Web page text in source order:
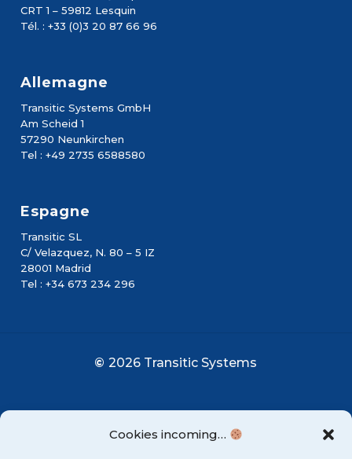
Cookies incoming…
CRT 1 – 59812 Lesquin
Tél. : +33 (0)3 20 87 66 96
Allemagne
Transitic Systems GmbH
Am Scheid 1
57290 Neunkirchen
Tel : +49 2735 6588580
Espagne
Transitic SL
C/ Velazquez, N. 80 – 5 IZ
28001 Madrid
Tel : +34 673 234 296
©2026 Transitic Systems